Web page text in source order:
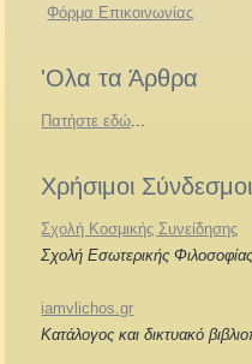
Φόρμα Επικοινωνίας
'Ολα τα Άρθρα
Πατήστε εδώ...
Χρήσιμοι Σύνδεσμοι
Σχολή Κοσμικής Συνείδησης
Σχολή Εσωτερικής
iamvlichos.gr
Κατάλογος και δικτυακό